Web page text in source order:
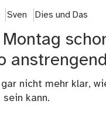
Sven Dies und Das
nicht mehr klar,
kann.